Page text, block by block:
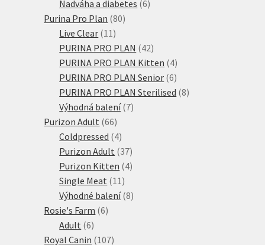
produktů
Nadváha a diabetes 66
Purina Pro Plan 8080
Live Clear 11 11
produktů
PURINA PRO PLAN 4242
produktů
PURINA PRO PLAN Kitten 44
produkty
PURINA PRO PLAN Senior 66
produktů
PURINA PRO PLAN Sterilised 88
Výhodná balení 77
Purizon Adult 6666
produktů
Coldpressed 44
produkty
Purizon Adult 3737
produktů
Purizon Kitten 44
Single Meat 11 11
produktů
Výhodné balení 88
Rosie's Farm 66
Adult 66
produktů
Royal Canin 107107